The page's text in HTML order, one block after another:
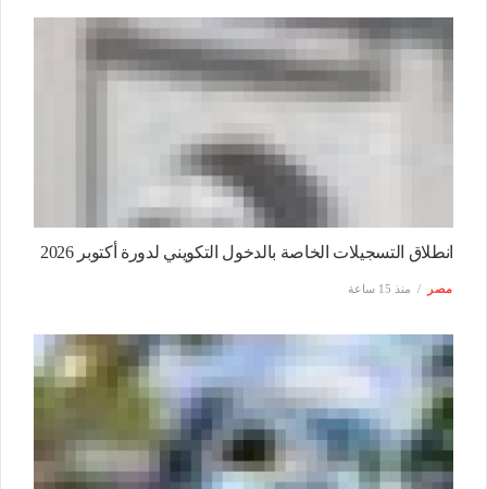
انطلاق التسجيلات الخاصة بالدخول التكويني لدورة أكتوبر 2026
مصر منذ 15 ساعة